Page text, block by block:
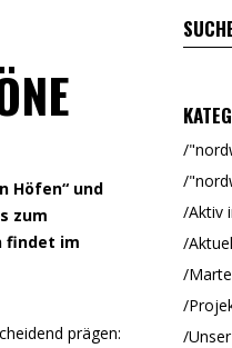
Höfen“ und
zum
findet im
prägen:
Aktiv